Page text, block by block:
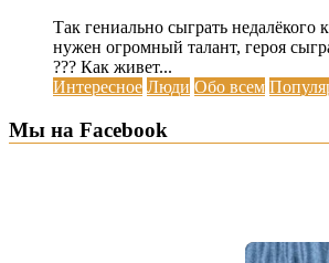
Так гениально сыграть недалёкого
нужен огромный талант, героя
??? Как живет...
Интересное Люди Обо всем
Мы на Facebook